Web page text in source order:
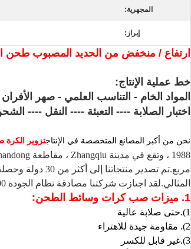
المجهرية:
إبراز:
ارتفاع / منخفض من الحديد المصبوب طحن
خط عملية الإنتاج:
المواد الخام - التناسب العلمي - صهر
اختبار الصلابة ---- التعبئة ---- النقل ----
نحن من أكبر المصانع المتخصصة في الإنتاجتزوير الكرة
مربع.تم تصدير
المثالي.لقد اجتازت شركتنا مصادقة نظام الجودة ISO9001: 2000 ونحافظ دائمًا على وعد الخدمة المخلص.
1. ميزات صب كرات وسائط الطحن:
1).حتى صلابة عالية
2).
مقاومة جيدة للاهتراء
3).غير قابل للكسر